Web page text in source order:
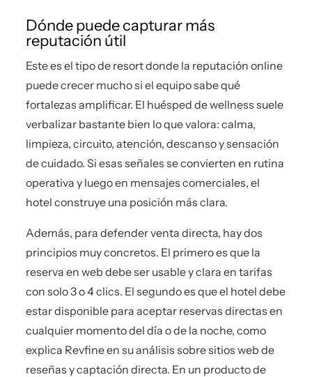
Dónde puede capturar más
reputación útil
Este es el tipo de resort donde la reputación online
puede crecer mucho si el equipo sabe qué
fortalezas amplificar. El huésped de wellness suele
verbalizar bastante bien lo que valora: calma,
limpieza, circuito, atención, descanso y sensación
de cuidado. Si esas señales se convierten en rutina
operativa y luego en mensajes comerciales, el
hotel construye una posición más clara.
Además, para defender venta directa, hay dos
principios muy concretos. El primero es que la
reserva en web debe ser usable y clara en tarifas
con solo 3 o 4 clics. El segundo es que el hotel debe
estar disponible para aceptar reservas directas en
cualquier momento del día o de la noche, como
explica Revfine en su análisis sobre sitios web de
reseñas y captación directa. En un producto de